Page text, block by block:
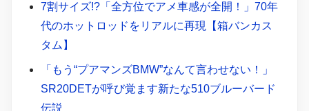
7割サイズ!?「全方位でアメ車感が全開！」70年
代のホットロッドをリアルに再現【箱バンカス
タム】
「もう“プアマンズBMW”なんて言わせない！」
SR20DETが呼び覚ます新たな510ブルーバード
伝説